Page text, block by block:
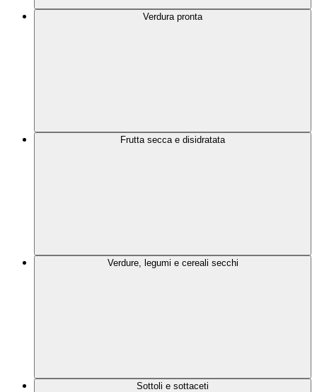
Verdura pronta
Frutta secca e disidratata
Verdure, legumi e cereali secchi
Sottoli e sottaceti